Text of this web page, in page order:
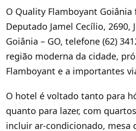
O Quality Flamboyant Goiânia
Deputado Jamel Cecílio, 2690,
Goiânia – GO, telefone (62)
região moderna da cidade,
Flamboyant e a importantes
O hotel é voltado tanto para
quanto para lazer, com
incluir ar-condicionado, mesa